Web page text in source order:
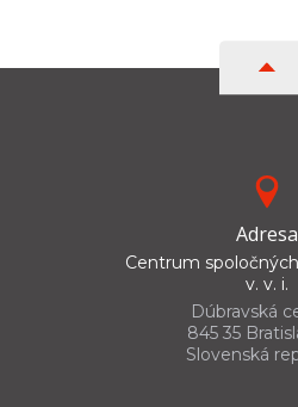
Adresa
Centrum
v. v. i.
Dúbravská
845 35
Slovenská